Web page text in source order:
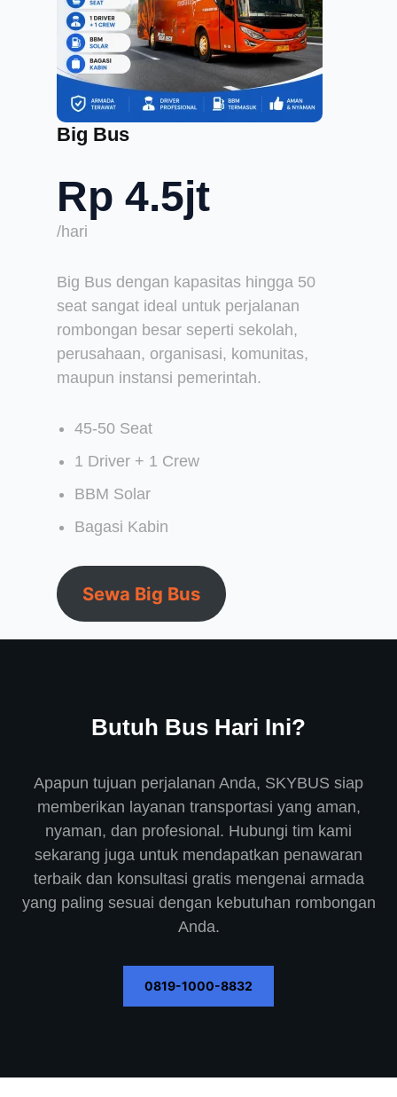
Big Bus
Rp 4.5jt
/hari
Big Bus dengan kapasitas hingga 50
seat sangat ideal untuk perjalanan
rombongan besar seperti sekolah,
perusahaan, organisasi, komunitas,
maupun instansi pemerintah.
45-50 Seat
1 Driver + 1 Crew
BBM Solar
Bagasi Kabin
Sewa Big Bus
Butuh Bus Hari Ini?
Apapun tujuan perjalanan Anda, SKYBUS siap
memberikan layanan transportasi yang aman,
nyaman, dan profesional. Hubungi tim kami
sekarang juga untuk mendapatkan penawaran
terbaik dan konsultasi gratis mengenai armada
yang paling sesuai dengan kebutuhan rombongan
Anda.
0819-1000-8832